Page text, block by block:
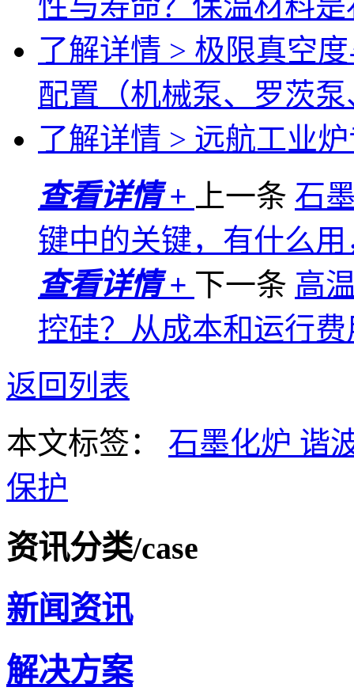
了解详情 > 极限真空
配置（机械泵、罗茨
了解详情 > 远航工业
查看详情 +
上一条 石
键中的关键，有什么
查看详情 + 下一条 高
控硅？从成本和运行
返回列表
本文标签： 石墨化炉 谐
保护
资讯分类/case
新闻资讯
解决方案